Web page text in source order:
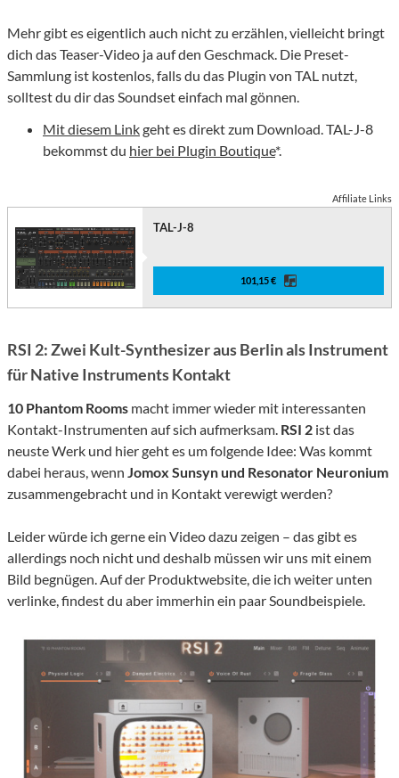
Mehr gibt es eigentlich auch nicht zu erzählen, vielleicht bringt
dich das Teaser-Video ja auf den Geschmack. Die Preset-
Sammlung ist kostenlos, falls du das Plugin von TAL nutzt,
solltest du dir das Soundset einfach mal gönnen.
Mit diesem Linkgeht es direkt zum Download. TAL-J-8
bekommst du hier bei Plugin Boutique*.
Affiliate Links
TAL-J-8
101,15 €
RSI 2: Zwei Kult-Synthesizer aus Berlin als Instrument
für Native Instruments Kontakt
10 Phantom Rooms macht immer wieder mit interessanten
Kontakt-Instrumenten auf sich aufmerksam. RSI 2 ist das
neuste Werk und hier geht es um folgende Idee: Was kommt
dabei heraus, wenn Jomox Sunsyn und Resonator Neuronium
zusammengebracht und in Kontakt verewigt werden?
Leider würde ich gerne ein Video dazu zeigen – das gibt es
allerdings noch nicht und deshalb müssen wir uns mit einem
Bild begnügen. Auf der Produktwebsite, die ich weiter unten
verlinke, findest du aber immerhin ein paar Soundbeispiele.